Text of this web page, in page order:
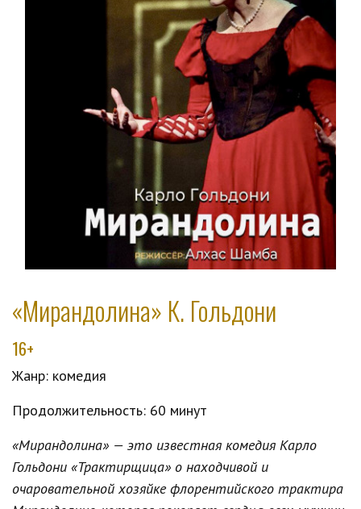
«Мирандолина» К. Гольдони
16+
Жанр: комедия
Продолжительность: 60 минут
«Мирандолина» — это известная комедия Карло
Гольдони «Трактирщица» о находчивой и
очаровательной хозяйке флорентийского трактира